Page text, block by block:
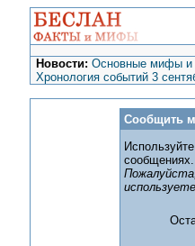
Новости: Основные мифы и
Хронология событий 3
Сообщить
сообщениях.